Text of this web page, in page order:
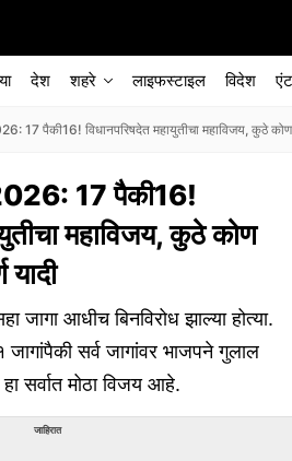
देश शहरे लाइफस्टाइल विदेश
17 पैकी16! विधानपरिषदेत महायुतीचा महाविजय, कुठे कोण
17 पैकी16!
महाविजय, कुठे कोण
जागा आधीच बिनविरोध झाल्या होत्या.
सर्व जागांवर भाजपने गुलाल
सर्वात मोठा विजय आहे.
जाहिरात